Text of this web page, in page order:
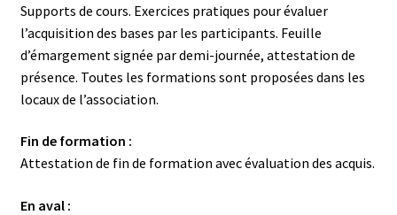
Supports de cours. Exercices pratiques pour évaluer
l’acquisition des bases par les participants. Feuille
d’émargement signée par demi-journée, attestation de
présence. Toutes les formations sont proposées dans les
locaux de l’association.
Fin de formation :
Attestation de fin de formation avec évaluation des acquis.
En aval :